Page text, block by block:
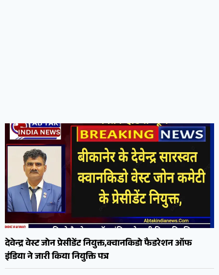
देवेन्द्र वेस्ट जोन प्रेसीडेंट नियुक्त,क्वानकिडो फैडरेशन ऑफ
इंडिया ने जारी किया नियुक्ति पत्र